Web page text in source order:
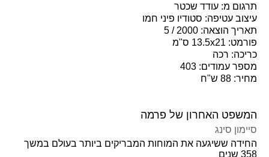
תרגום מ: עודד שכטר
עיצוב עטיפה: סטודיו פיני חמו
תאריך הוצאה: 2000 / 5
פורמט: 13.5x21 ס"מ
כריכה: רכה
מספר עמודים: 403
מחיר: 88 ש"ח
המשפט האחרון של פרמה
סיימון סינג
החידה ששיגעה את המוחות המבריקים ביותר בעולם במשך
358 שנים